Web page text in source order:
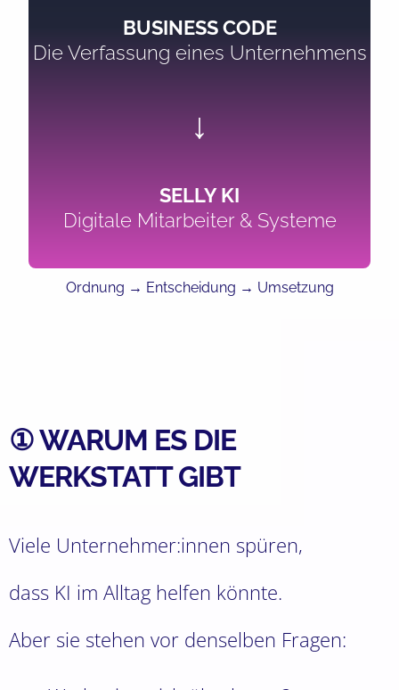
BUSINESS CODE
Die Verfassung eines Unternehmens
↓
SELLY KI
Digitale Mitarbeiter & Systeme
Ordnung → Entscheidung → Umsetzung
① WARUM ES DIE
WERKSTATT GIBT
Viele Unternehmer:innen spüren,
dass KI im Alltag helfen könnte.
Aber sie stehen vor denselben Fragen: